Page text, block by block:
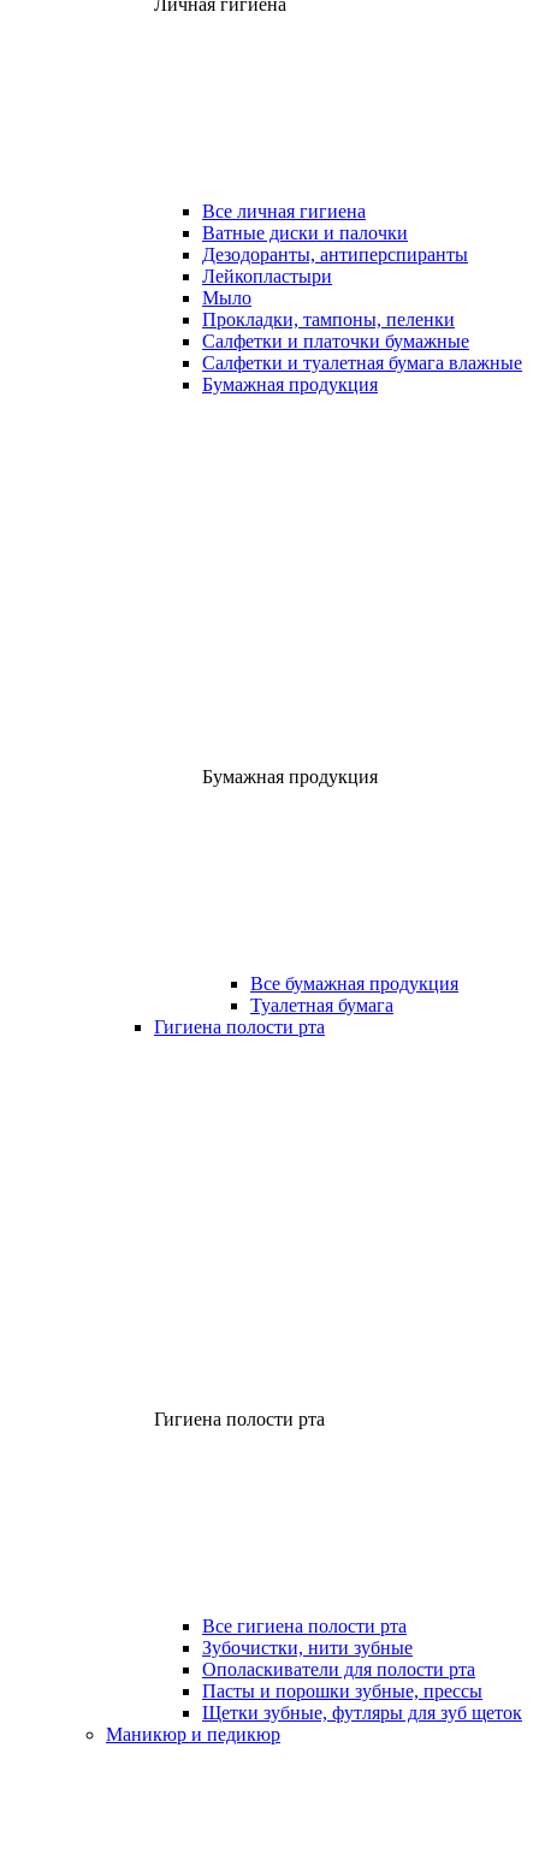
Личная гигиена
Все личная гигиена
Ватные диски и палочки
Дезодоранты, антиперспиранты
Лейкопластыри
Мыло
Прокладки, тампоны, пеленки
Салфетки и платочки бумажные
Салфетки и туалетная бумага влажные
Бумажная продукция
Бумажная продукция
Все бумажная продукция
Туалетная бумага
Гигиена полости рта
Гигиена полости рта
Все гигиена полости рта
Зубочистки, нити зубные
Ополаскиватели для полости рта
Пасты и порошки зубные, прессы
Щетки зубные, футляры для зуб щеток
Маникюр и педикюр